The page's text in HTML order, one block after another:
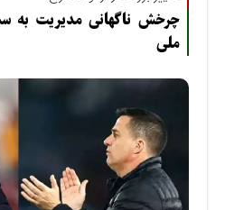
چرخش ناگهانی مدیریت به
ملی